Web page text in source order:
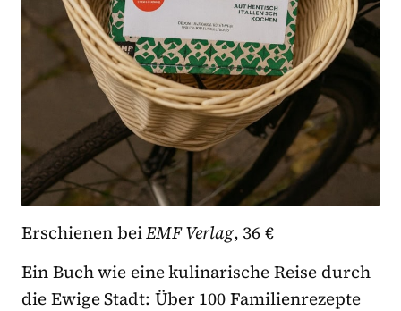
Erschienen beiEMF Verlag, 36 €
Ein Buch wie eine kulinarische Reise durch
die Ewige Stadt: Über 100 Familienrezepte